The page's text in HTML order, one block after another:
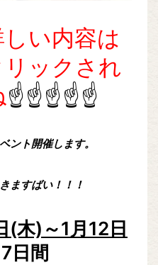
い内容は
ックされ
☝☝☝☝☝
ント開催します。
ますばい！！！
(木)～1月12日
日間